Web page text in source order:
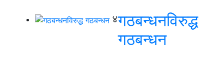
४गठबन्धनविरुद्ध
गठबन्धन